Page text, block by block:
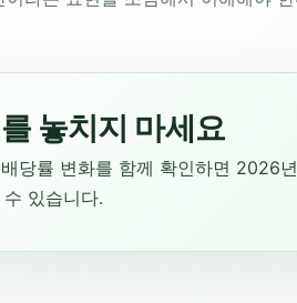
놓치지 마세요
당률 변화를 함께 확인하면 2026
있습니다.